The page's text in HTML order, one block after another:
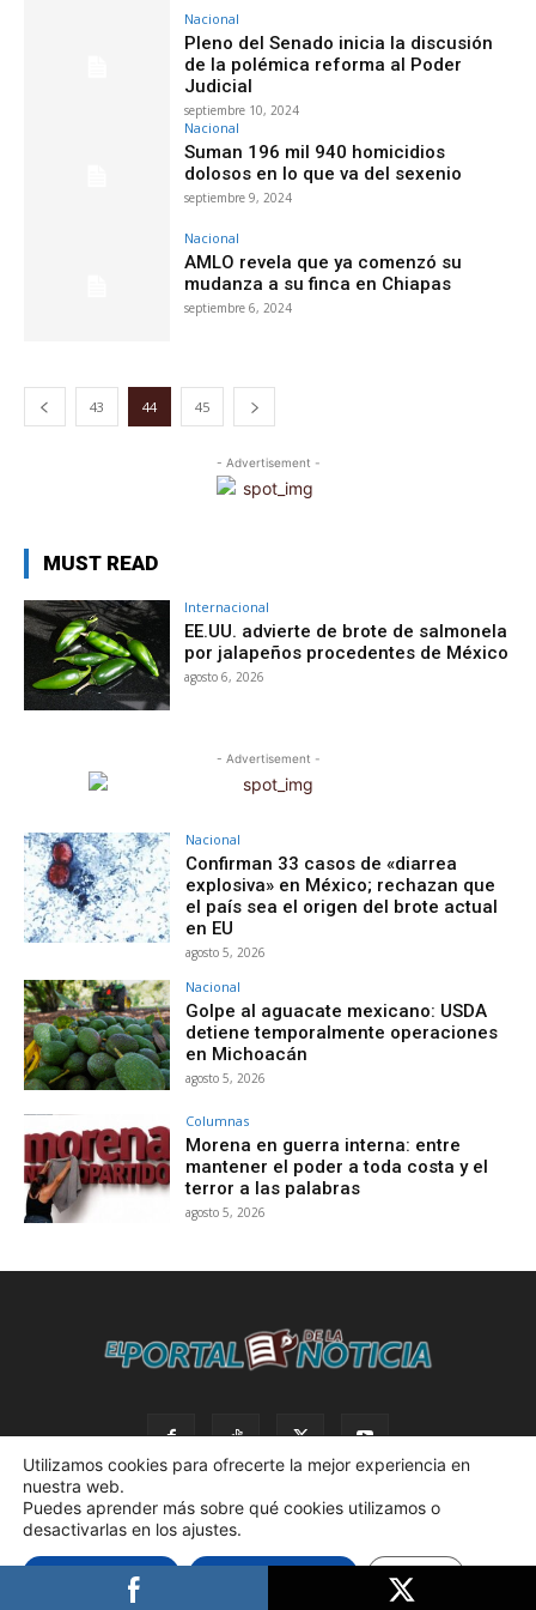
Nacional
Pleno del Senado inicia la discusión
de la polémica reforma al Poder
Judicial
septiembre 10, 2024
Nacional
Suman 196 mil 940 homicidios
dolosos en lo que va del sexenio
septiembre 9, 2024
Nacional
AMLO revela que ya comenzó su
mudanza a su finca en Chiapas
septiembre 6, 2024
43 44 45
- Advertisement -
MUST READ
Internacional
EE.UU. advierte de brote de salmonela
por jalapeños procedentes de México
agosto 6, 2026
- Advertisement -
Nacional
Confirman 33 casos de «diarrea
explosiva» en México; rechazan que
el país sea el origen del brote actual
en EU
agosto 5, 2026
Nacional
Golpe al aguacate mexicano: USDA
detiene temporalmente operaciones
en Michoacán
agosto 5, 2026
Columnas
Morena en guerra interna: entre
mantener el poder a toda costa y el
terror a las palabras
agosto 5, 2026
© 2023 El Portal de la Noticia. Todos los derechos reservados. |
Política de privacidad. |
Desarrollado por AdBox
Utilizamos cookies para ofrecerte la mejor experiencia en
nuestra web.
Puedes aprender más sobre qué cookies utilizamos o
desactivarlas en los ajustes.
Aceptar cookies Ajustes